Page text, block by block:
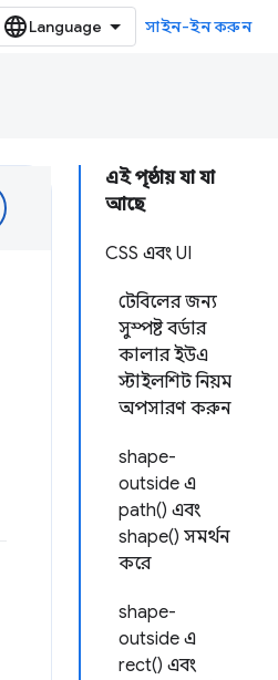
সাইন-ইন করুন
এই পৃষ্ঠায় যা যা
আছে
CSS এবং UI
টেবিলের জন্য
সুস্পষ্ট বর্ডার
কালার ইউএ
স্টাইলশিট নিয়ম
অপসারণ করুন
shape-
outside এ
path() এবং
shape() সমর্থন
করে
shape-
outside এ
rect() এবং